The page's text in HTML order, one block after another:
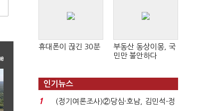
휴대폰이 끊긴 30분
부동산 동상이몽, 국
민만 불안하다
인기뉴스
1
(정기여론조사)②당심·호남, 김민석-정